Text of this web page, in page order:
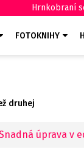
Hrnkobraní
FOTOKNIHY
druhej